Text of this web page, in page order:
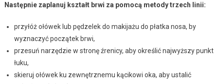
Następnie zaplanuj kształt brwi za pomocą metody trzech linii:
przyłóż ołówek lub pędzelek do makijażu do płatka nosa, by
wyznaczyć początek brwi,
przesuń narzędzie w stronę źrenicy, aby określić najwyższy punkt
łuku,
skieruj ołówek ku zewnętrznemu kącikowi oka, aby ustalić